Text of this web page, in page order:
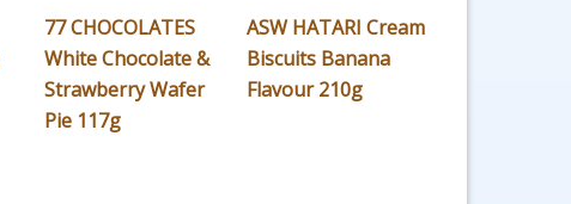
77 CHOCOLATES
White Chocolate &
Strawberry Wafer
Pie 117g
ASW HATARI Cream
Biscuits Banana
Flavour 210g